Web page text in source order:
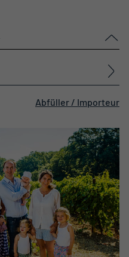
Abfüller / Importeur